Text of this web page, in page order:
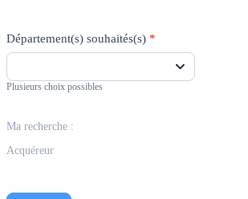
Département(s) souhaités(s) *
Plusieurs choix possibles
Ma recherche :
Acquéreur